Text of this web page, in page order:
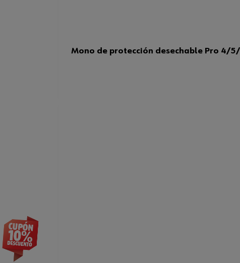
Mono de protección desechable Pro 4/